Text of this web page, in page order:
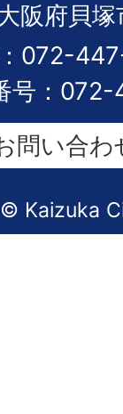
府貝塚
072-
号：
問い合わ
Kaizuka